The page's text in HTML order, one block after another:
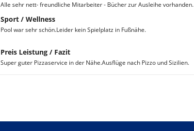
Alle sehr nett- freundliche Mitarbeiter - Bücher zur Ausleihe vorhanden.
Sport / Wellness
Pool war sehr schön.Leider kein Spielplatz in Fußnähe.
Preis Leistung / Fazit
Super guter Pizzaservice in der Nähe.Ausflüge nach Pizzo und Sizilien.